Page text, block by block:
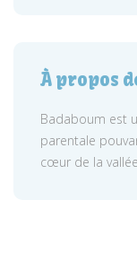
À propos
Badaboum est
parentale
cœur de la